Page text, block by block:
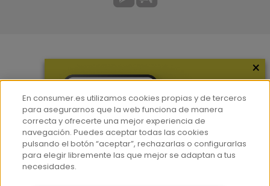
Hemeroteca
Contacto
Prensa
Corpus Lingüístico Consumer
×
En consumer.es utilizamos cookies propias y de terceros
para asegurarnos que la web funciona de manera
correcta y ofrecerte una mejor experiencia de
navegación. Puedes aceptar todas las cookies
pulsando el botón “aceptar”, rechazarlas o configurarlas
para elegir libremente las que mejor se adaptan a tus
necesidades.